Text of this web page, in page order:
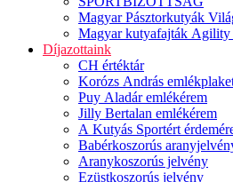
Magyar Pásztorkutyák
Magyar kutyafajták Agility
Díjazottaink
CH értéktár
Korózs András
Puy Aladár emlékérem
Jilly Bertalan emlékérem
A Kutyás Sportért
Babérkoszorús
Aranykoszorús jelvény
Ezüstkoszorús jelvény